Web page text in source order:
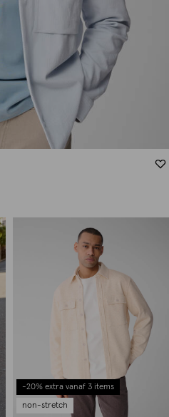
-20% extra vanaf 3 items
non-stretch